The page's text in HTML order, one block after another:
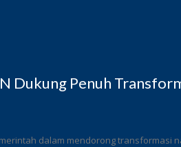
Dukung Penuh
dalam mendorong transformasi